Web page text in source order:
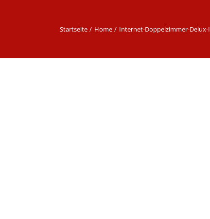
Startseite Home Internet-Doppelzimmer-Delux-I